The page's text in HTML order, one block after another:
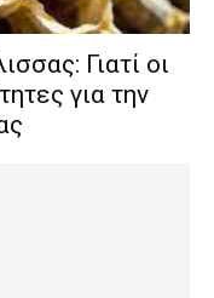
Γιατί οι
για την